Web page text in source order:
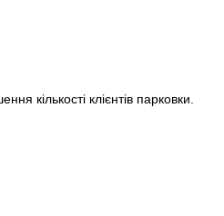
кількості клієнтів парковки.